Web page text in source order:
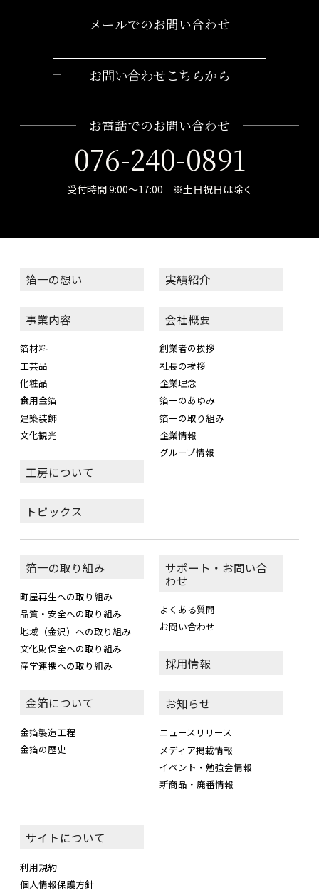
メールでのお問い合わせ
お問い合わせこちらから
お電話でのお問い合わせ
076-240-0891
受付時間 9:00～17:00 ※土日祝日は除く
箔一の想い
事業内容
箔材料
工芸品
化粧品
食用金箔
建築装飾
文化観光
工房について
トピックス
実績紹介
会社概要
創業者の挨拶
社長の挨拶
企業理念
箔一のあゆみ
箔一の取り組み
企業情報
グループ情報
箔一の取り組み
町屋再生への取り組み
品質・安全への取り組み
地域（金沢）への取り組み
文化財保全への取り組み
産学連携への取り組み
金箔について
金箔製造工程
金箔の歴史
サポート・お問い合
わせ
よくある質問
お問い合わせ
採用情報
お知らせ
ニュースリリース
メディア掲載情報
イベント・勉強会情報
新商品・廃番情報
サイトについて
利用規約
個人情報保護方針